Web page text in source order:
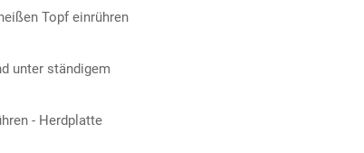
Topf einrühren
unter ständigem
- Herdplatte